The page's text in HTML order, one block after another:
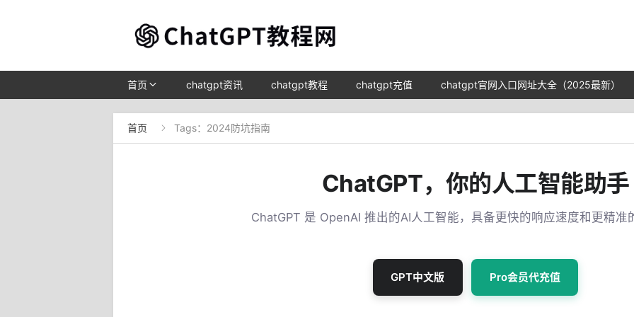
首页 chatgpt资讯 chatgpt教程 chatgpt充值 chatgpt官网入口网址大全（2025最新）
首页  Tags：2024防坑指南
ChatGPT，你的人工智能助手
ChatGPT 是 OpenAI 推出的AI人工智能，具备更快的响应速度和更精准
GPT中文版 Pro会员代充值